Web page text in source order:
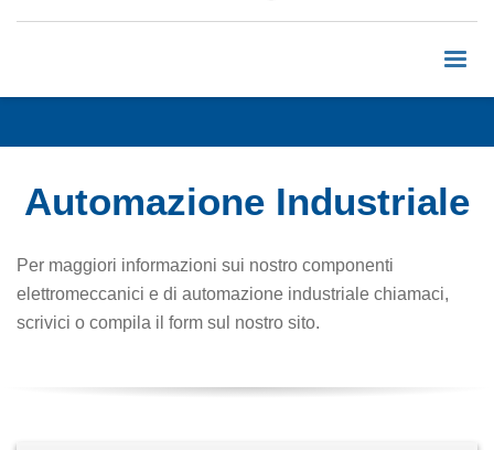
Automazione Industriale
Automazione Industriale
Per maggiori informazioni sui nostro componenti
elettromeccanici e di automazione industriale chiamaci,
scrivici o compila il form sul nostro sito.